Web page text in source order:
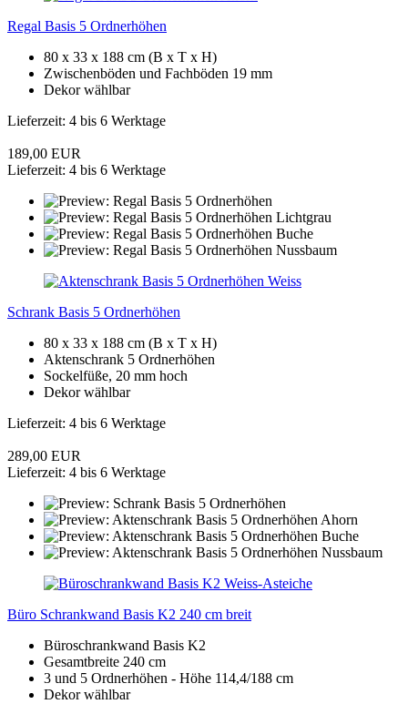
Regal Basis 5 Ordnerhöhen
80 x 33 x 188 cm (B x T x H)
Zwischenböden und Fachböden 19 mm
Dekor wählbar
Lieferzeit: 4 bis 6 Werktage
189,00 EUR
Lieferzeit: 4 bis 6 Werktage
Schrank Basis 5 Ordnerhöhen
80 x 33 x 188 cm (B x T x H)
Aktenschrank 5 Ordnerhöhen
Sockelfüße, 20 mm hoch
Dekor wählbar
Lieferzeit: 4 bis 6 Werktage
289,00 EUR
Lieferzeit: 4 bis 6 Werktage
Büro Schrankwand Basis K2 240 cm breit
Büroschrankwand Basis K2
Gesamtbreite 240 cm
3 und 5 Ordnerhöhen - Höhe 114,4/188 cm
Dekor wählbar